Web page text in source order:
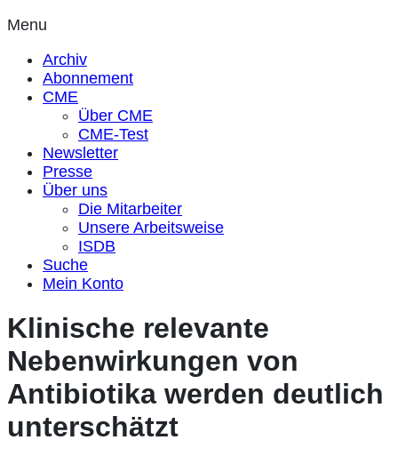
Menu
Archiv
Abonnement
CME
Über CME
CME-Test
Newsletter
Presse
Über uns
Die Mitarbeiter
Unsere Arbeitsweise
ISDB
Suche
Mein Konto
Klinische relevante
Nebenwirkungen von
Antibiotika werden deutlich
unterschätzt